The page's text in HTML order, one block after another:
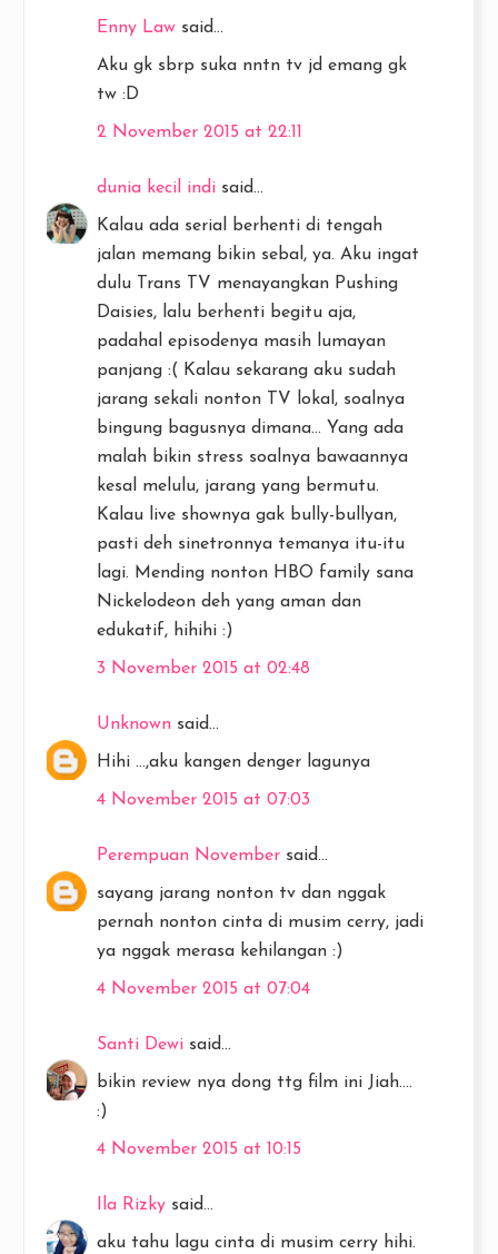
Enny Law said...
Aku gk sbrp suka nntn tv jd emang gk
tw :D
2 November 2015 at 22:11
dunia kecil indi said...
Kalau ada serial berhenti di tengah
jalan memang bikin sebal, ya. Aku ingat
dulu Trans TV menayangkan Pushing
Daisies, lalu berhenti begitu aja,
padahal episodenya masih lumayan
panjang :( Kalau sekarang aku sudah
jarang sekali nonton TV lokal, soalnya
bingung bagusnya dimana... Yang ada
malah bikin stress soalnya bawaannya
kesal melulu, jarang yang bermutu.
Kalau live shownya gak bully-bullyan,
pasti deh sinetronnya temanya itu-itu
lagi. Mending nonton HBO family sana
Nickelodeon deh yang aman dan
edukatif, hihihi :)
3 November 2015 at 02:48
Unknown said...
Hihi ...,aku kangen denger lagunya
4 November 2015 at 07:03
Perempuan November said...
sayang jarang nonton tv dan nggak
pernah nonton cinta di musim cerry, jadi
ya nggak merasa kehilangan :)
4 November 2015 at 07:04
Santi Dewi said...
bikin review nya dong ttg film ini Jiah....
:)
4 November 2015 at 10:15
Ila Rizky said...
aku tahu lagu cinta di musim cerry hihi.